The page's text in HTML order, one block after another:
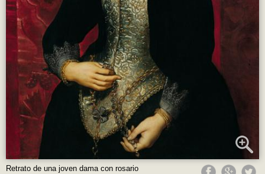
Retrato de una joven dama con rosario